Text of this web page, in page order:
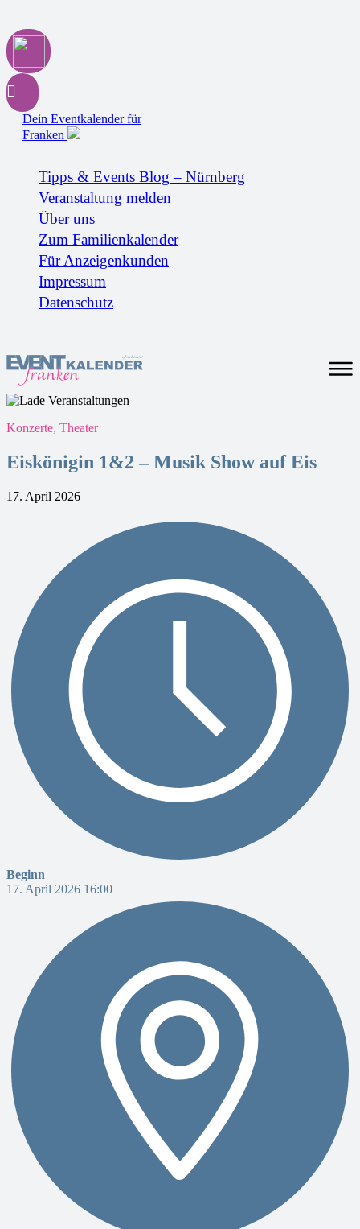
Dein Eventkalender für
Franken
Tipps & Events Blog – Nürnberg
Veranstaltung melden
Über uns
Zum Familienkalender
Für Anzeigenkunden
Impressum
Datenschutz
Konzerte, Theater
Eiskönigin 1&2 – Musik Show auf Eis
17. April 2026
Beginn
17. April 2026 16:00